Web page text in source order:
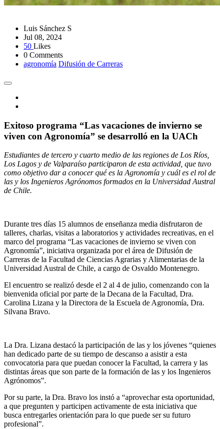
Luis Sánchez S
Jul 08, 2024
50 Likes
0 Comments
agronomía Difusión de Carreras
Exitoso programa “Las vacaciones de invierno se
viven con Agronomía” se desarrolló en la UACh
Estudiantes de tercero y cuarto medio de las regiones de Los Ríos,
Los Lagos y de Valparaíso participaron de esta actividad, que tuvo
como objetivo dar a conocer qué es la Agronomía y cuál es el rol de
las y los Ingenieros Agrónomos formados en la Universidad Austral
de Chile.
Durante tres días 15 alumnos de enseñanza media disfrutaron de
talleres, charlas, visitas a laboratorios y actividades recreativas, en el
marco del programa “Las vacaciones de invierno se viven con
Agronomía”, iniciativa organizada por el área de Difusión de
Carreras de la Facultad de Ciencias Agrarias y Alimentarias de la
Universidad Austral de Chile, a cargo de Osvaldo Montenegro.
El encuentro se realizó desde el 2 al 4 de julio, comenzando con la
bienvenida oficial por parte de la Decana de la Facultad, Dra.
Carolina Lizana y la Directora de la Escuela de Agronomía, Dra.
Silvana Bravo.
La Dra. Lizana destacó la participación de las y los jóvenes “quienes
han dedicado parte de su tiempo de descanso a asistir a esta
convocatoria para que puedan conocer la Facultad, la carrera y las
distintas áreas que son parte de la formación de las y los Ingenieros
Agrónomos”.
Por su parte, la Dra. Bravo los instó a “aprovechar esta oportunidad,
a que pregunten y participen activamente de esta iniciativa que
busca entregarles orientación para lo que puede ser su futuro
profesional”.